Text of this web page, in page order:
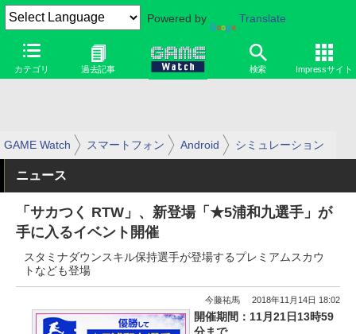
Powered by Translate
カテゴリ 過去記事 検索 Impressサイト
GAME Watch スマートフォン Android シミュレーション
ニュース
「サカつく RTW」、新登場「★5浦和九選手」が
手に入るイベント開催
スタミナダウンスキル保持選手が登場するプレミアムスカウ
トなども登場
今藤祐馬 2018年11月14日 18:02
開催期間：11月21日13時59